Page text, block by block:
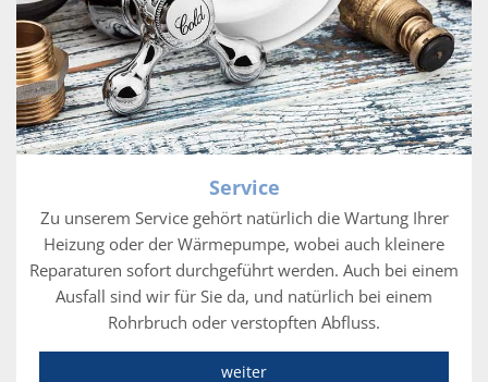
Service
Zu unserem Service gehört natürlich die Wartung Ihrer
Heizung oder der Wärmepumpe, wobei auch kleinere
Reparaturen sofort durchgeführt werden. Auch bei einem
Ausfall sind wir für Sie da, und natürlich bei einem
Rohrbruch oder verstopften Abfluss.
weiter